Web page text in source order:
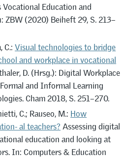
Education and
ZBW (2020) Beiheft 29, S. 213–
C.: Visual technologies to bridge
and workplace in vocational
D. (Hrsg.): Digital Workplace
and Informal Learning
Cham 2018, S. 251–270.
C.; Rauseo, M.: How
al teachers? Assessing digital
education and looking at
In: Computers & Education